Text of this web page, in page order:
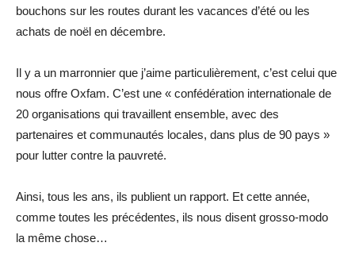
bouchons sur les routes durant les vacances d’été ou les
achats de noël en décembre.
Il y a un marronnier que j’aime particulièrement, c’est celui que
nous offre Oxfam. C’est une « confédération internationale de
20 organisations qui travaillent ensemble, avec des
partenaires et communautés locales, dans plus de 90 pays »
pour lutter contre la pauvreté.
Ainsi, tous les ans, ils publient un rapport. Et cette année,
comme toutes les précédentes, ils nous disent grosso-modo
la même chose…